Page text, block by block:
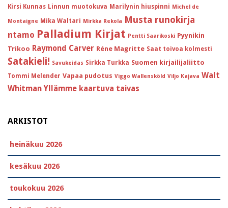
Kirsi Kunnas Linnun muotokuva Marilynin hiuspinni Michel de
Montaigne Mika Waltari Mirkka Rekola Musta runokirja
ntamo Palladium Kirjat Pentti Saarikoski Pyynikin
Trikoo Raymond Carver Réne Magritte Saat toivoa kolmesti
Satakieli! Savukeidas Sirkka Turkka Suomen kirjailijaliitto
Tommi Melender Vapaa pudotus Viggo Wallensköld Viljo Kajava Walt
Whitman Yllämme kaartuva taivas
ARKISTOT
heinäkuu 2026
kesäkuu 2026
toukokuu 2026